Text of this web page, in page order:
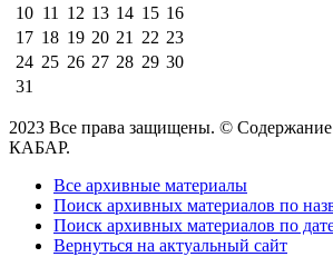
10 11 12 13 14 15 16
17 18 19 20 21 22 23
24 25 26 27 28 29 30
31
2023 Все права защищены. ©
КАБАР.
Все архивные материалы
Поиск архивных материалов по
Поиск архивных материалов по
Вернуться на актуальный сайт